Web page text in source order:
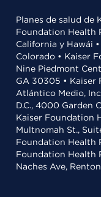
Planes de salud de
Foundation Health
California y Hawái
Colorado • Kaiser
Nine Piedmont
GA 30305 • Kaiser
Atlántico Medio,
D.C., 4000 Garden
Kaiser Foundation
Multnomah St.,
Foundation Health
Foundation Health
Naches Ave,